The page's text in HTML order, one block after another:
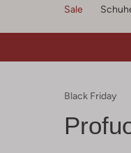
Sale
Black Friday